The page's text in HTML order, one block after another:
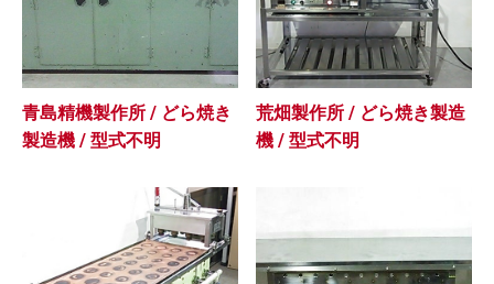
青島精機製作所 / どら焼き
製造機 / 型式不明
荒畑製作所 / どら焼き製造
機 / 型式不明